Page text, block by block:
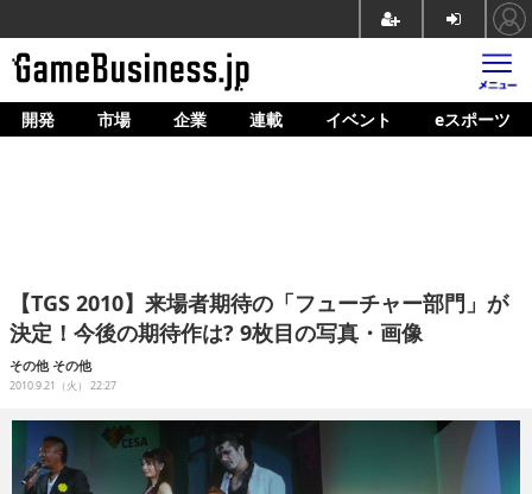
ホーム
企業動向
人材育成
連載
開発 市場 企業 連載 イベント eスポーツ
【TGS 2010】来場者期待の「フューチャー部門」が
決定！今後の期待作は? 9枚目の写真・画像
その他 その他
2010.9.21（火） 22:27